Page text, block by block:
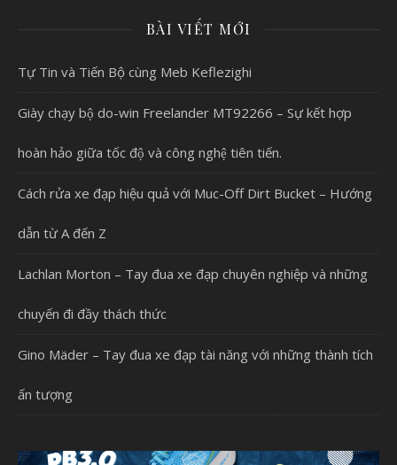
BÀI VIẾT MỚI
Tự Tin và Tiến Bộ cùng Meb Keflezighi
Giày chạy bộ do-win Freelander MT92266 – Sự kết hợp
hoàn hảo giữa tốc độ và công nghệ tiên tiến.
Cách rửa xe đạp hiệu quả với Muc-Off Dirt Bucket – Hướng
dẫn từ A đến Z
Lachlan Morton – Tay đua xe đạp chuyên nghiệp và những
chuyến đi đầy thách thức
Gino Mäder – Tay đua xe đạp tài năng với những thành tích
ấn tượng